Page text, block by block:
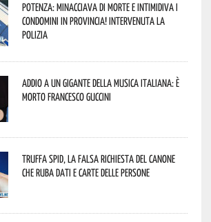
Potenza: minacciava di morte e intimidiva i
condomini in provincia! Intervenuta la
Polizia
Addio a un gigante della musica italiana: è
morto Francesco Guccini
Truffa Spid, la falsa richiesta del canone
che ruba dati e carte delle persone